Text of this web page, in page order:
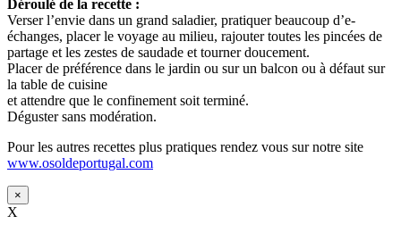
Déroulé de la recette :
Verser l’envie dans un grand saladier, pratiquer beaucoup d’e-
échanges, placer le voyage au milieu, rajouter toutes les pincées de
partage et les zestes de saudade et tourner doucement.
Placer de préférence dans le jardin ou sur un balcon ou à défaut sur
la table de cuisine
et attendre que le confinement soit terminé.
Déguster sans modération.
Pour les autres recettes plus pratiques rendez vous sur notre site
www.osoldeportugal.com
×
X